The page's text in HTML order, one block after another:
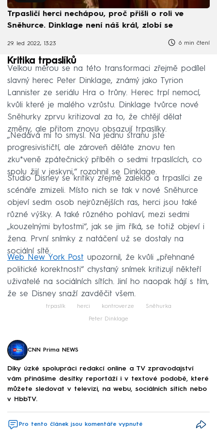
Trpasličí herci nechápou, proč přišli o roli ve
Sněhurce. Dinklage není náš král, zlobí se
29. led 2022, 13:23 6 min čtení
Kritika trpaslíků
Velkou měrou se na této transformaci zřejmě podílel
slavný herec Peter Dinklage, známý jako Tyrion
Lannister ze seriálu Hra o trůny. Herec trpí nemocí,
kvůli které je malého vzrůstu. Dinklage tvůrce nové
Sněhurky zprvu kritizoval za to, že chtějí dělat
změny, ale přitom znovu obsazují trpaslíky.
„Nedává mi to smysl. Na jednu stranu jste
progresivističtí, ale zároveň děláte znovu ten
zku*veně zpátečnický příběh o sedmi trpaslících, co
spolu žijí v jeskyni,“ rozohnil se Dinklage.
Studio Disney se kritiky zřejmě zaleklo a trpaslíci ze
scénáře zmizeli. Místo nich se tak v nové Sněhurce
objeví sedm osob nejrůznějších ras, herci jsou také
různé výšky. A také různého pohlaví, mezi sedmi
„kouzelnými bytostmi“, jak se jim říká, se totiž objeví i
žena. První snímky z natáčení už se dostaly na
sociální sítě.
Web New York Post upozornil, že kvůli „přehnané
politické korektnosti“ chystaný snímek kritizují někteří
uživatelé na sociálních sítích. Jiní ho naopak hájí s tím,
že se Disney snaží zavděčit všem.
trpaslík herci kontroverze Sněhurka
Peter Dinklage
CNN Prima NEWS
Díky úzké spolupráci redakcí online a TV zpravodajství
vám přinášíme desítky reportáží i v textové podobě, které
můžete sledovat v televizi, na webu, sociálních sítích nebo
v HbbTV.
Pro tento článek jsou komentáře vypnuté